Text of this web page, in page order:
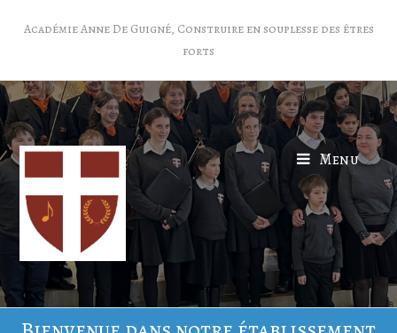
Académie Anne De Guigné, Construire en souplesse des êtres
forts
Menu